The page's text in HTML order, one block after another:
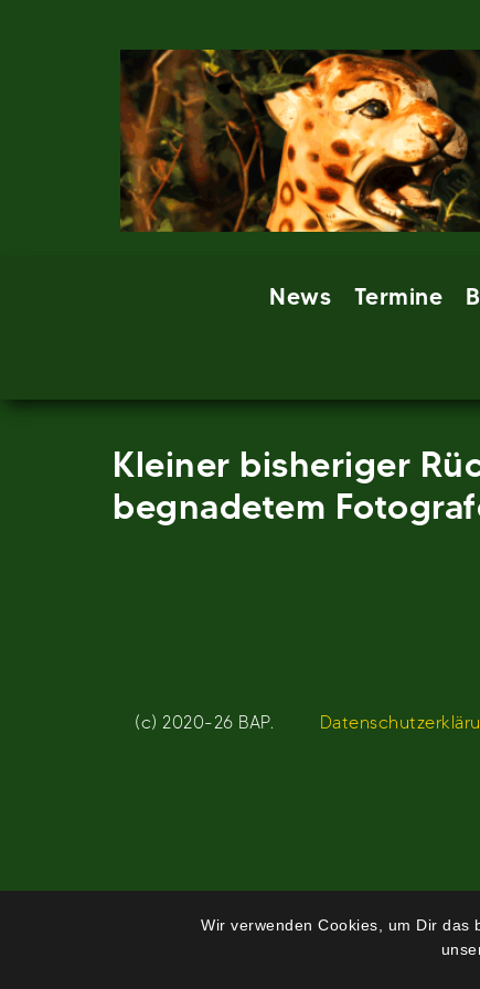
News Termine
Kleiner bisheriger
begnadetem
(c) 2020-26 BAP.
Wir verwenden Cookies, um Dir das